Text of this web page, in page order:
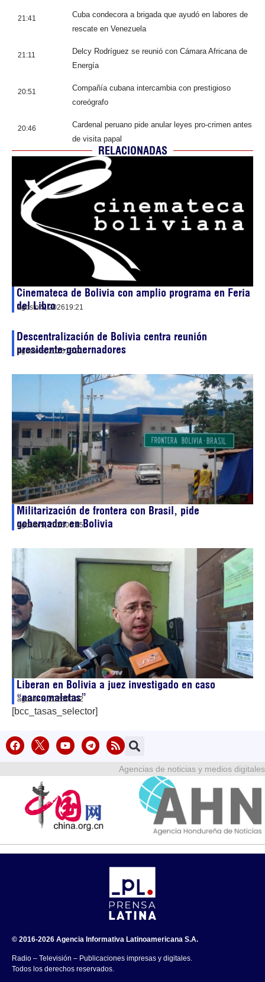
21:41
Cuba condecora a brigada que ayudó en labores de
rescate en Venezuela
21:11
Delcy Rodríguez se reunió con Cámara Africana de
Energía
20:51
Compañía cubana intercambia con prestigioso
coreógrafo
20:46
Cardenal peruano pide anular leyes pro-crimen antes
de visita papal
RELACIONADAS
Cinemateca de Bolivia con amplio programa en Feria
del Libro
agosto 5, 202619:21
Descentralización de Bolivia centra reunión
presidente-gobernadores
agosto 5, 202615:21
Militarización de frontera con Brasil, pide
gobernador en Bolivia
agosto 5, 202600:15
Liberan en Bolivia a juez investigado en caso
“narcomaletas”
agosto 5, 202600:02
[bcc_tasas_selector]
Agencias de noticias y medios digitales
© 2016-2026 Agencia Informativa Latinoamericana S.A.
Radio – Televisión – Publicaciones impresas y digitales.
Todos los derechos reservados.